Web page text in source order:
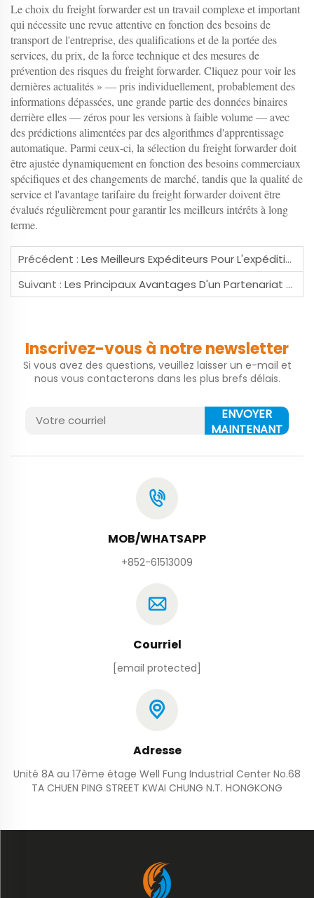
Le choix du freight forwarder est un travail complexe et important
qui nécessite une revue attentive en fonction des besoins de
transport de l'entreprise, des qualifications et de la portée des
services, du prix, de la force technique et des mesures de
prévention des risques du freight forwarder. Cliquez pour voir les
dernières actualités » — pris individuellement, probablement des
informations dépassées, une grande partie des données binaires
derrière elles — zéros pour les versions à faible volume — avec
des prédictions alimentées par des algorithmes d'apprentissage
automatique. Parmi ceux-ci, la sélection du freight forwarder doit
être ajustée dynamiquement en fonction des besoins commerciaux
spécifiques et des changements de marché, tandis que la qualité de
service et l'avantage tarifaire du freight forwarder doivent être
évalués régulièrement pour garantir les meilleurs intérêts à long
terme.
Précédent : Les Meilleurs Expéditeurs Pour L'expédition De La Chine Vers La Thaïlande
Suivant : Les Principaux Avantages D'un Partenariat Avec Un Courtier En Importation Aux Philippines Pour Les Expéditions Internationales
Inscrivez-vous à notre newsletter
Si vous avez des questions, veuillez laisser un e-mail et
nous vous contacterons dans les plus brefs délais.
ENVOYER
MAINTENANT
MOB/WHATSAPP
+852-61513009
Courriel
[email protected]
Adresse
Unité 8A au 17ème étage Well Fung Industrial Center No.68
TA CHUEN PING STREET KWAI CHUNG N.T. HONGKONG